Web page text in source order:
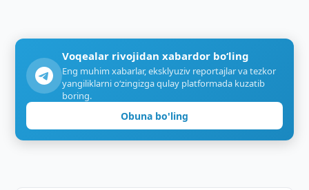
Voqealar rivojidan xabardor bo‘ling
Eng muhim xabarlar, eksklyuziv reportajlar va tezkor
yangiliklarni o‘zingizga qulay platformada kuzatib
boring.
Obuna bo'ling